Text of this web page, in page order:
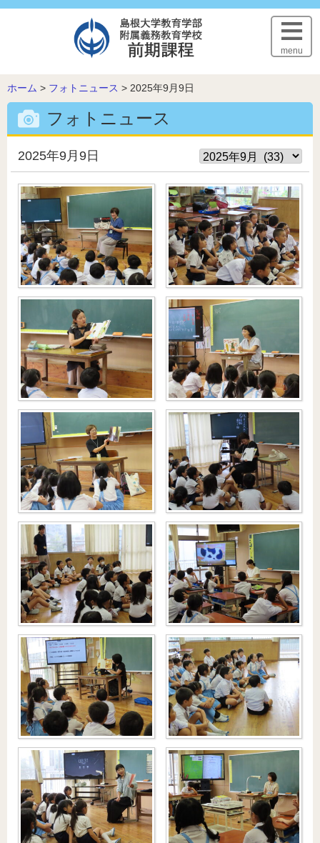
このページの本文へ
menu
こ
の
ー
ホーム > フォトニュース > 2025年9月9日
フォトニュース
2025年9月9日